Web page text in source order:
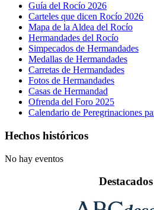
Guía del Rocío 2026
Carteles que dicen Rocío 2026
Mapa de la Aldea del Rocío
Hermandades del Rocío
Simpecados de Hermandades
Medallas de Hermandades
Carretas de Hermandades
Fotos de Hermandades
Casas de Hermandad
Ofrenda del Foro 2025
Calendario de Peregrinaciones
Hechos históricos
No hay eventos